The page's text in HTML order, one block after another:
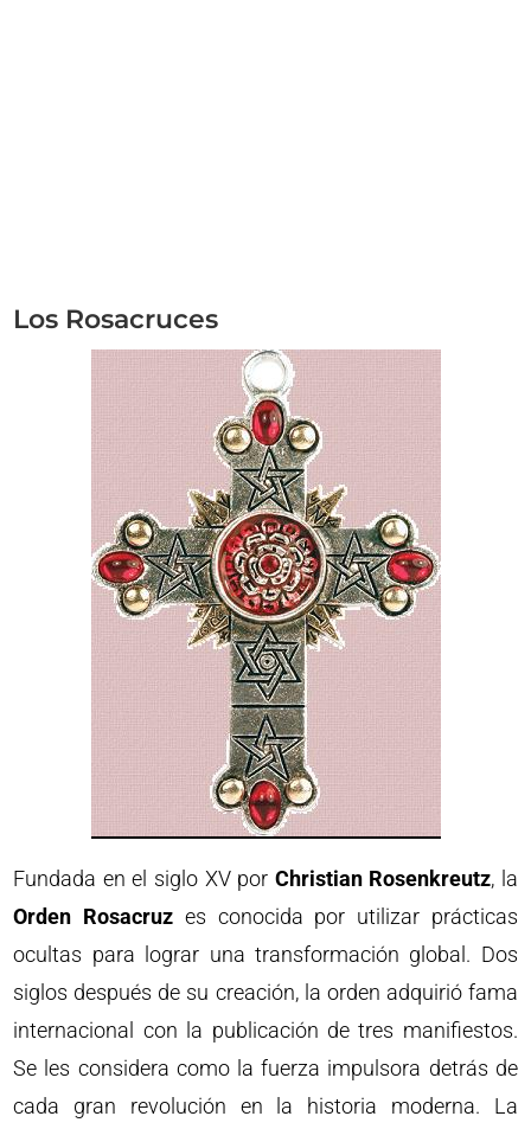
Los Rosacruces
Fundada en el siglo XV por Christian Rosenkreutz, la
Orden Rosacruzes conocida por utilizar prácticas
ocultas para lograr una transformación global. Dos
siglos después de su creación, la orden adquirió fama
internacional con la publicación de tres manifiestos.
Se les considera como la fuerza impulsora detrás de
cada gran revolución en la historia moderna. La